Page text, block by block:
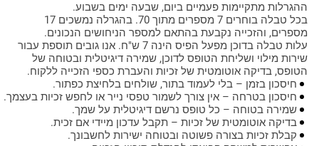
ההגרלות מתקיימות פעמיים ביום, שבעה ימים בשבוע.
בכל טבלה בוחרים 7 מספרים מתוך 70. בהגרלה נמשכים 17
מספרים, והזכייה נקבעת בהתאם למספר הניחושים הנכונים.
עלות טבלה בדוכן מפעל הפיס הינה 7 ש"ח. אנו גובים תוספת עבור
שירות מילוי ושליחת הטופס לדוכן, שמירה דיגיטלית ובטוחה של
הטופס, בדיקה אוטומטית של זכיות והעברת כספי הזכייה ללקוח.
חיסכון בזמן – בלי לעמוד בתור, שולחים בלחיצת כפתור.
חיסכון בטרחה – אין צורך לשמור טפסי נייר או לחפש זכיות בעצמך.
שמירה בטוחה – כל טופס נרשם דיגיטלית על שמך.
בדיקה אוטומטית של זכיות – תקבל עדכון מיידי אם זכית.
קבלת זכיות בצורה פשוטה ובטוחה ישירות לחשבונך.